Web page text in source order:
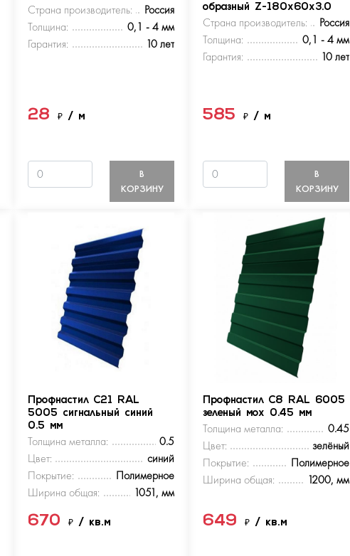
Страна производитель:
Россия
Толщина:
0,1 - 4 мм
Гарантия:
10 лет
28₽/ м
В
КОРЗИНУ
образный Z-180х60х3.0
Страна производитель:
Россия
Толщина:
0,1 - 4 мм
Гарантия:
10 лет
585₽/ м
В
КОРЗИНУ
Профнастил С21 RAL
5005 сигнальный синий
0.5 мм
Толщина металла:
0.5
Цвет:
синий
Покрытие:
Полимерное
Ширина общая:
1051, мм
670₽/ кв.м
Профнастил С8 RAL 6005
зеленый мох 0.45 мм
Толщина металла:
0.45
Цвет:
зелёный
Покрытие:
Полимерное
Ширина общая:
1200, мм
649₽/ кв.м